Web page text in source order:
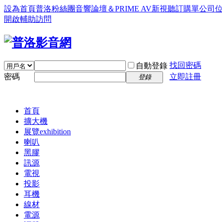
設為首頁普洛粉絲團音響論壇＆PRIME AV新視聽訂購單公司
開啟輔助訪問
自動登錄 找回密碼
密碼
登錄 立即註冊
首頁
擴大機
展覽exhibition
喇叭
黑膠
訊源
電視
投影
耳機
線材
電源